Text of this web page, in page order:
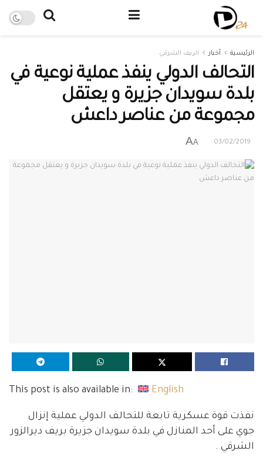
الرئيسية أخبار الريف الشرقي
التحالف الدولي ينفذ عملية نوعية في
بلدة سويدان جزيرة و يعتقل
مجموعة من عناصر داعش
03/02/2019
A
A
This post is also available in: English
نفذت قوة عسكرية تابعة للتحالف الدولي عملية إنزال
جوي على أحد المنازل في بلدة سويدان جزيرة بريف ديرالزور
الشرقي .